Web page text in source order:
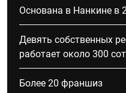
Основана в Нанкине в
Девять собственных
работает около 300
Более 20 франшиз